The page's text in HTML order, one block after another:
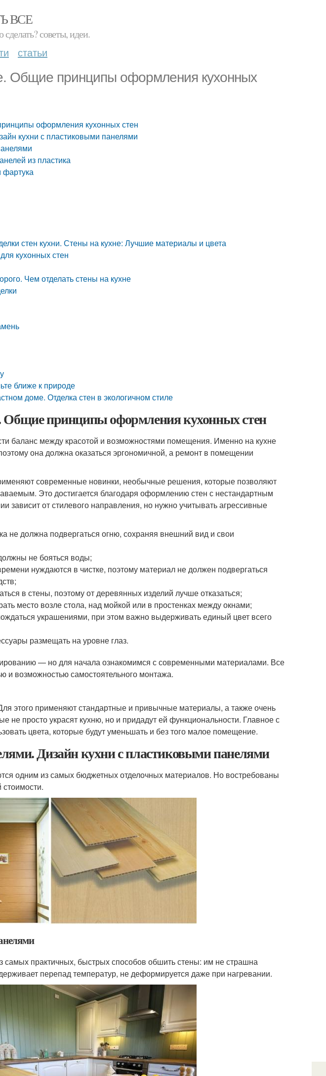
ВСЕ
сделать? советы, идеи.
статьи
Общие принципы оформления кухонных
оформления кухонных стен
кухни с пластиковыми панелями
из пластика
фартука
стен кухни. Стены на кухне: Лучшие материалы и цвета
кухонных стен
Чем отделать стены на кухне
ближе к природе
доме. Отделка стен в экологичном стиле
Общие принципы оформления кухонных стен
баланс между красотой и возможностями помещения. Именно на кухне
она должна оказаться эргономичной, а ремонт в помещении
современные новинки, необычные решения, которые позволяют
Это достигается благодаря оформлению стен с нестандартным
зависит от стилевого направления, но нужно учитывать агрессивные
не должна подвергаться огню, сохраняя внешний вид и свои
не бояться воды;
нуждаются в чистке, поэтому материал не должен подвергаться
в стены, поэтому от деревянных изделий лучше отказаться;
место возле стола, над мойкой или в простенках между окнами;
украшениями, при этом важно выдерживать единый цвет всего
размещать на уровне глаз.
— но для начала ознакомимся с современными материалами. Все
и возможностью самостоятельного монтажа.
этого применяют стандартные и привычные материалы, а также очень
не просто украсят кухню, но и придадут ей функциональности. Главное с
цвета, которые будут уменьшать и без того малое помещение.
Дизайн кухни с пластиковыми панелями
одним из самых бюджетных отделочных материалов. Но востребованы
стоимости.
практичных, быстрых способов обшить стены: им не страшна
перепад температур, не деформируется даже при нагревании.